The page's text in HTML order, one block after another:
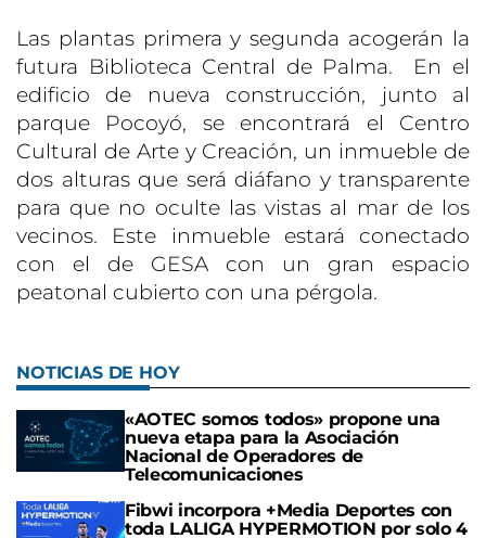
Las plantas primera y segunda acogerán la
futura Biblioteca Central de Palma. En el
edificio de nueva construcción, junto al
parque Pocoyó, se encontrará el Centro
Cultural de Arte y Creación, un inmueble de
dos alturas que será diáfano y transparente
para que no oculte las vistas al mar de los
vecinos. Este inmueble estará conectado
con el de GESA con un gran espacio
peatonal cubierto con una pérgola.
NOTICIAS DE HOY
«AOTEC somos todos» propone una
nueva etapa para la Asociación
Nacional de Operadores de
Telecomunicaciones
Fibwi incorpora +Media Deportes con
toda LALIGA HYPERMOTION por solo 4